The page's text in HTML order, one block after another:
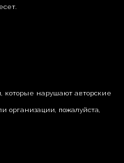
нарушают авторские
пожалуйста,